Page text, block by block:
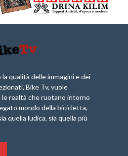
qualità delle immagini e dei
Bike Tv, vuole
le realtà che ruotano intorno
mondo della bicicletta,
quella ludica, sia quella più